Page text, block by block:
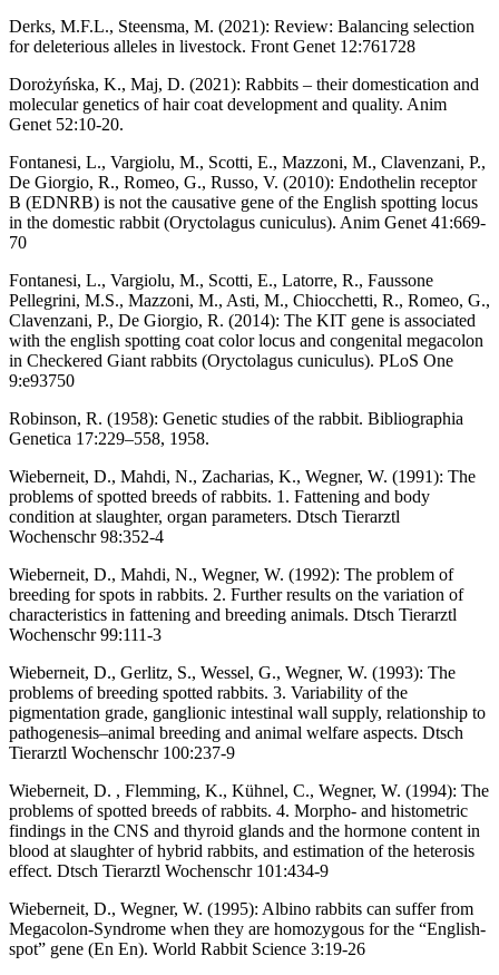
Derks, M.F.L., Steensma, M. (2021): Review: Balancing selection
for deleterious alleles in livestock. Front Genet 12:761728
Dorożyńska, K., Maj, D. (2021): Rabbits – their domestication and
molecular genetics of hair coat development and quality. Anim
Genet 52:10-20.
Fontanesi, L., Vargiolu, M., Scotti, E., Mazzoni, M., Clavenzani, P.,
De Giorgio, R., Romeo, G., Russo, V. (2010): Endothelin receptor
B (EDNRB) is not the causative gene of the English spotting locus
in the domestic rabbit (Oryctolagus cuniculus). Anim Genet 41:669-
70
Fontanesi, L., Vargiolu, M., Scotti, E., Latorre, R., Faussone
Pellegrini, M.S., Mazzoni, M., Asti, M., Chiocchetti, R., Romeo, G.,
Clavenzani, P., De Giorgio, R. (2014): The KIT gene is associated
with the english spotting coat color locus and congenital megacolon
in Checkered Giant rabbits (Oryctolagus cuniculus). PLoS One
9:e93750
Robinson, R. (1958): Genetic studies of the rabbit. Bibliographia
Genetica 17:229–558, 1958.
Wieberneit, D., Mahdi, N., Zacharias, K., Wegner, W. (1991): The
problems of spotted breeds of rabbits. 1. Fattening and body
condition at slaughter, organ parameters. Dtsch Tierarztl
Wochenschr 98:352-4
Wieberneit, D., Mahdi, N., Wegner, W. (1992): The problem of
breeding for spots in rabbits. 2. Further results on the variation of
characteristics in fattening and breeding animals. Dtsch Tierarztl
Wochenschr 99:111-3
Wieberneit, D., Gerlitz, S., Wessel, G., Wegner, W. (1993): The
problems of breeding spotted rabbits. 3. Variability of the
pigmentation grade, ganglionic intestinal wall supply, relationship to
pathogenesis–animal breeding and animal welfare aspects. Dtsch
Tierarztl Wochenschr 100:237-9
Wieberneit, D. , Flemming, K., Kühnel, C., Wegner, W. (1994): The
problems of spotted breeds of rabbits. 4. Morpho- and histometric
findings in the CNS and thyroid glands and the hormone content in
blood at slaughter of hybrid rabbits, and estimation of the heterosis
effect. Dtsch Tierarztl Wochenschr 101:434-9
Wieberneit, D., Wegner, W. (1995): Albino rabbits can suffer from
Megacolon-Syndrome when they are homozygous for the “English-
spot” gene (En En). World Rabbit Science 3:19-26